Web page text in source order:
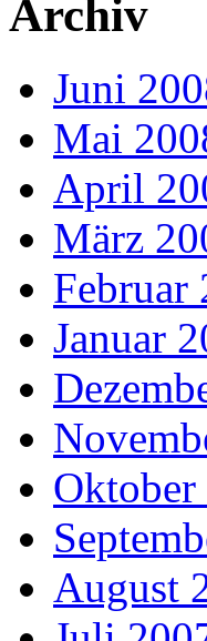
Archiv
Juni
Mai
April
März
Februar
Januar
Oktober
August